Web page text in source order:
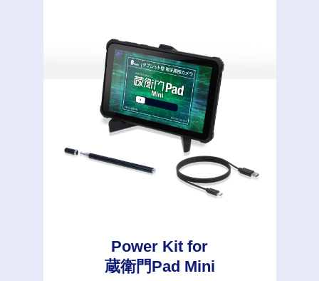
Power Kit for
蔵衛門Pad Mini